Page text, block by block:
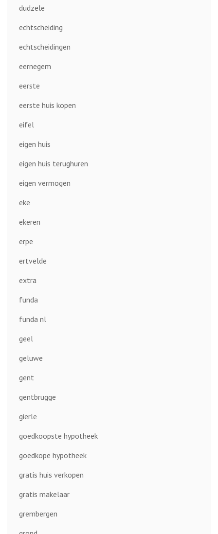
dudzele
echtscheiding
echtscheidingen
eernegem
eerste
eerste huis kopen
eifel
eigen huis
eigen huis terughuren
eigen vermogen
eke
ekeren
erpe
ertvelde
extra
funda
funda nl
geel
geluwe
gent
gentbrugge
gierle
goedkoopste hypotheek
goedkope hypotheek
gratis huis verkopen
gratis makelaar
grembergen